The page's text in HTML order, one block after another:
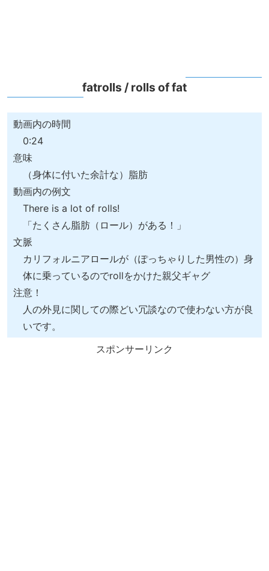
fatrolls / rolls of fat
動画内の時間
0:24
意味
（身体に付いた余計な）脂肪
動画内の例文
There is a lot of rolls!
「たくさん脂肪（ロール）がある！」
文脈
カリフォルニアロールが（ぽっちゃりした男性の）身
体に乗っているのでrollをかけた親父ギャグ
注意！
人の外見に関しての際どい冗談なので使わない方が良
いです。
スポンサーリンク